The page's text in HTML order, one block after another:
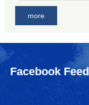
more
Facebook Feed